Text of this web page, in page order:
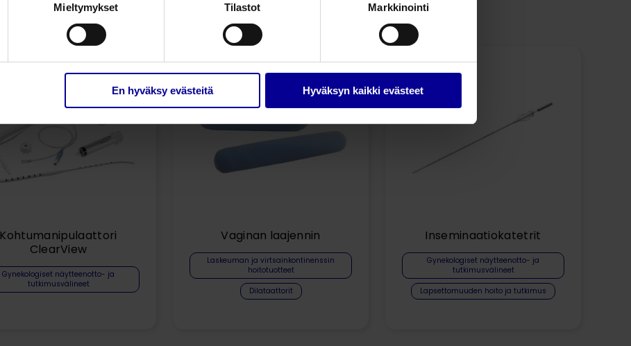
Mieltymykset Tilastot Markkinointi
En hyväksy evästeitä Hyväksyn kaikki evästeet
Liittyvät tuotteet
Kohtumanipulaattori
ClearView
Gynekologiset näytteenotto- ja
tutkimusvälineet
Vaginan laajennin
Laskeuman ja virtsainkontinenssin
hoitotuotteet​
Dilataattorit
Inseminaatiokatetrit
Gynekologiset näytteenotto- ja
tutkimusvälineet
Lapsettomuuden hoito ja tutkimus